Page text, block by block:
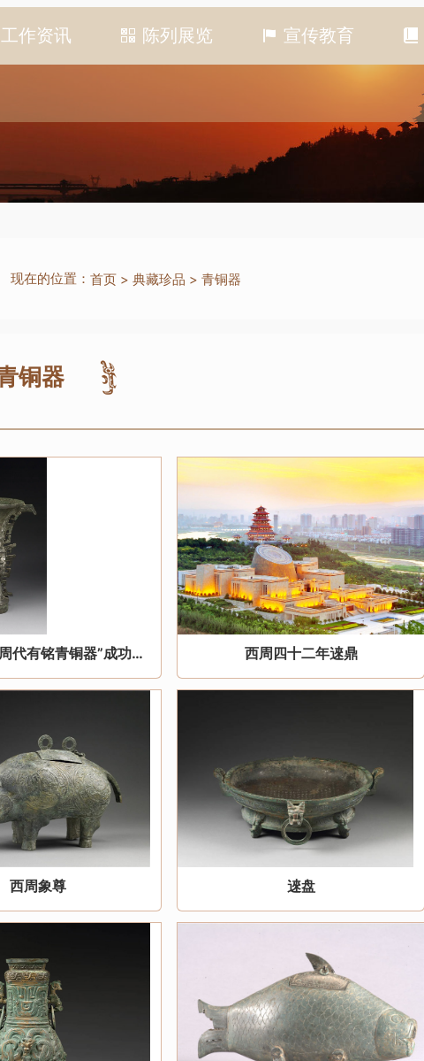
工作资讯 陈列展览 宣传教育
现在的位置： 首页 > 典藏珍品 > 青铜器
铜器
“何尊等五组周代有铭青铜器”成功入选《中国档案文献遗产名录》 西周四十二年逨鼎
西周象尊 逨盘